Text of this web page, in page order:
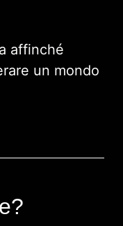
affinché
un mondo